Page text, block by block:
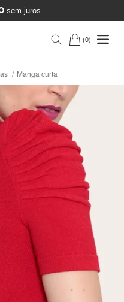
sem juros
0
Manga curta